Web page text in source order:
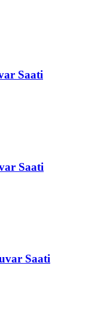
Saati
Saati
Saati